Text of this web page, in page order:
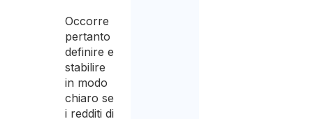
Occorre
pertanto
definire e
stabilire
in modo
chiaro se
i redditi di